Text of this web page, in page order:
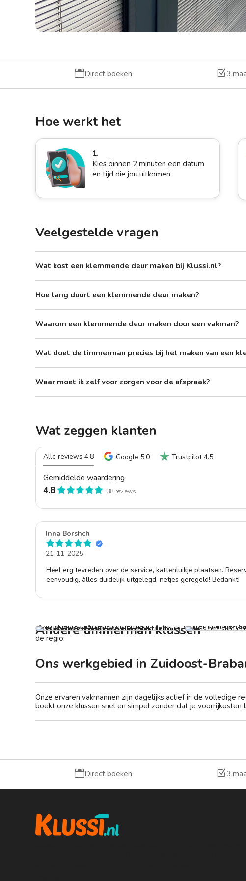
Direct boeken Z3
Hoe werkt het
1.
Kies binnen 2 minuten een datum
en tijd die jou uitkomen.
Veelgestelde vragen
Wat kost een klemmende deur maken bij Klussi.nl?
Hoe lang duurt een klemmende deur maken?
Waarom een klemmende deur maken door een vakman?
Wat doet de timmerman precies bij het maken van een
Waar moet ik zelf voor zorgen voor de afspraak?
Wat zeggen klanten
Alle reviews 4.8 Google 5.0 Trustpilot 4.5
Gemiddelde waardering
4.8 38 reviews
Inna Borshch
21-11-2025
Heel erg tevreden over de service, kattenluikje plaatsen.
eenvoudig, àlles duidelijk uitgelegd, netjes geregeld! Bedankt!
Andere timmerman klussen
Onze vakmensen zijn van alle markten thuis. Vaak is het slim
de regio:
Ons werkgebied in Zuidoost-
Onze ervaren vakmannen zijn dagelijks actief in de volledige
boekt onze klussen snel en simpel zonder dat je
Direct boeken Z 3